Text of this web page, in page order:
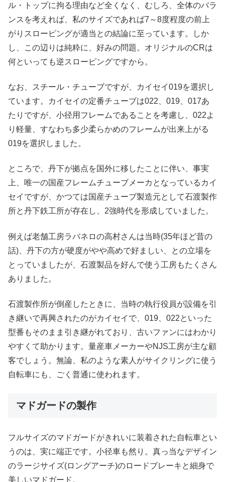
ル・トップに拘る理由など全くなく、むしろ、全体のバラ
ンスを考えれば、私のサイズであれば7～8度程度の前上
がりスローピングが適当との結論に至っています。しか
し、この辺りは純粋に、好みの問題。オリジナルのCRは
何といっても逆スローピングですから。
なお、スチール・チューブですが、カイセイ019を選択し
ています。カイセイの定番チューブは022、019、017あ
たりですが、小径用フレームであることを考慮し、022よ
り軽量、すなわち多少柔らかめのフレームが出来上がる
019を選択しました。
ところで、丹下が拠点を国外に移したことに伴い、事実
上、唯一の国産フレームチューブメーカとなっているカイ
セイですが、かつては国産チューブ製造元として石渡製作
所と丹下鉄工所が存在し、2強時代を形成していました。
例えば老舗工房ラバネロの高村さんは当時(35年ほど昔の
話)、丹下の方が硬度がやや高めで好ましい、との立場を
とっていましたが、石渡製品を好んで使う工房もたくさん
ありました。
石渡製作所が倒産したときに、当時の執行役員が設備を引
き継いで再興されたのがカイセイで、019、022といった
型番もそのまま引き継がれており、古いファンにはわかり
やすくて助かります。量産車メーカーやNJS工房が主な顧
客でしょう。無論、私のような素人がサイクリングに使う
自転車にも、ごく普通に使われます。
マドガードの製作
フルサイズのマドガードがきれいに装着された自転車とい
うのは、実に端正です。小径車も然り。真っ当なデザイン
のラージサイズ(ロングアーチ)のロードブレーキと細身で
美しいマドガード。